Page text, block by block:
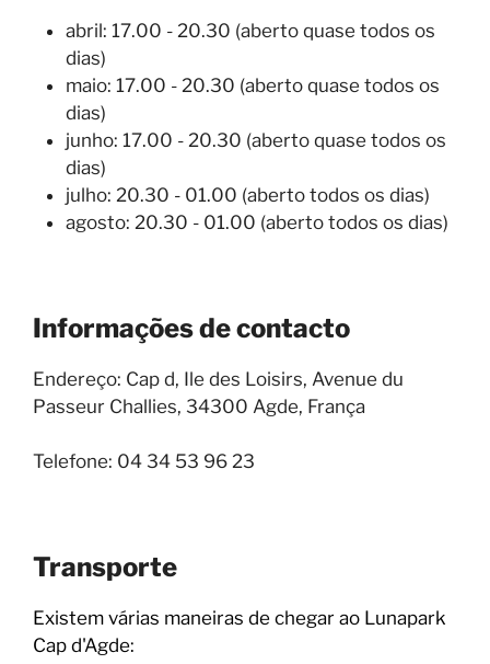
abril: 17.00 - 20.30 (aberto quase todos os
dias)
maio: 17.00 - 20.30 (aberto quase todos os
dias)
junho: 17.00 - 20.30 (aberto quase todos os
dias)
julho: 20.30 - 01.00 (aberto todos os dias)
agosto: 20.30 - 01.00 (aberto todos os dias)
Informações de contacto
Endereço: Cap d, Ile des Loisirs, Avenue du
Passeur Challies, 34300 Agde, França
Telefone: 04 34 53 96 23
Transporte
Existem várias maneiras de chegar ao Lunapark
Cap d'Agde: